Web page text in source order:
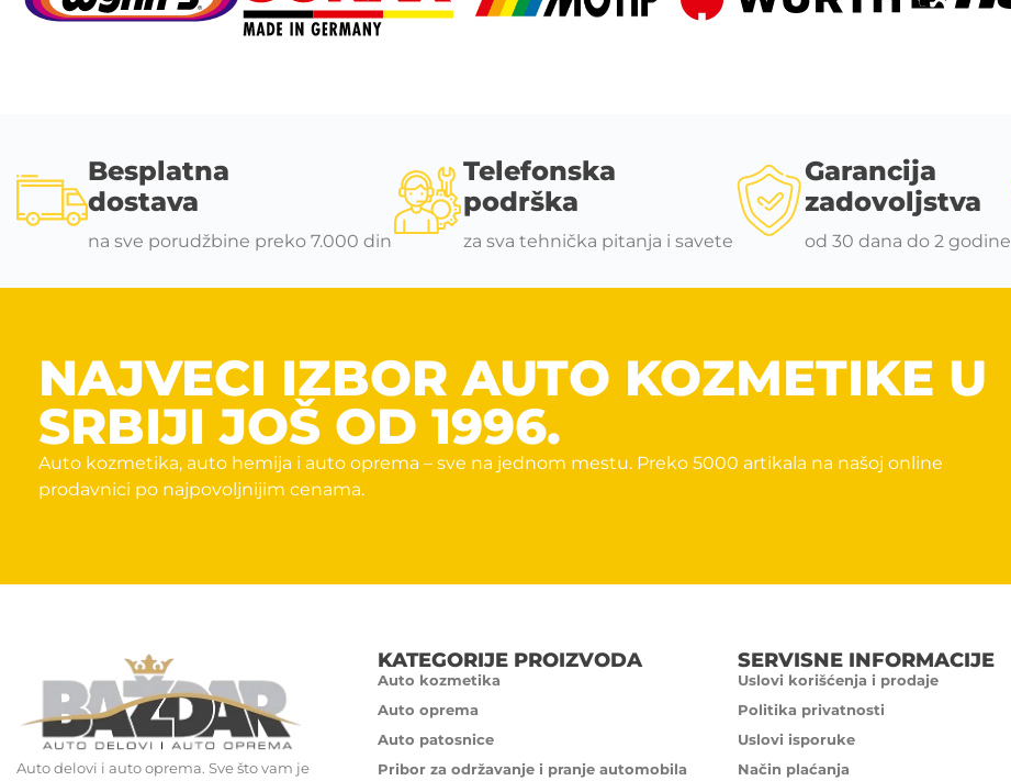
Besplatna
dostava
na sve porudžbine preko 7.000 din
Telefonska
podrška
za sva tehnička pitanja i savete
Garancija
zadovoljstva
od 30 dana do 2 godine
NAJVECI IZBOR AUTO KOZMETIKE U
SRBIJI JOŠ OD 1996.
Auto kozmetika, auto hemija i auto oprema – sve na jednom mestu. Preko 5000 artikala na našoj online
prodavnici po najpovoljnijim cenama.
Auto delovi i auto oprema. Sve što vam je
KATEGORIJE PROIZVODA
Auto kozmetika
Auto oprema
Auto patosnice
Pribor za održavanje i pranje automobila
SERVISNE INFORMACIJE
Uslovi korišćenja i prodaje
Politika privatnosti
Uslovi isporuke
Način plaćanja